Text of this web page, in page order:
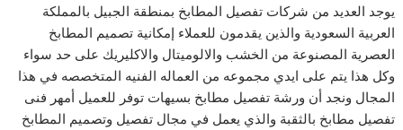
يوجد العديد من شركات تفصيل المطابخ بمنطقة الجبيل بالمملكة
العربية السعودية والذين يقدمون للعملاء إمكانية تصميم المطابخ
العصرية المصنوعة من الخشب والالوميتال والاكليريك على حد سواء
وكل هذا يتم على ايدي مجموعه من العماله الفنيه المتخصصه في هذا
المجال ونجد أن ورشة تفصيل مطابخ بسيهات توفر للعميل أمهر فنى
تفصيل مطابخ بالثقبة والذي يعمل في مجال تفصيل وتصميم المطابخ